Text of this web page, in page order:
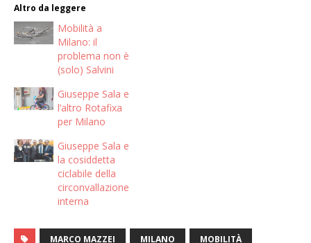
Altro da leggere
Mobilità a
Milano: il
problema non è
(solo) Salvini
Giuseppe Sala e
l’altro Rotafixa
per Milano
Giuseppe Sala e
la cosiddetta
ciclabile della
circonvallazione
interna
MARCO MAZZEI MILANO MOBILITÀ